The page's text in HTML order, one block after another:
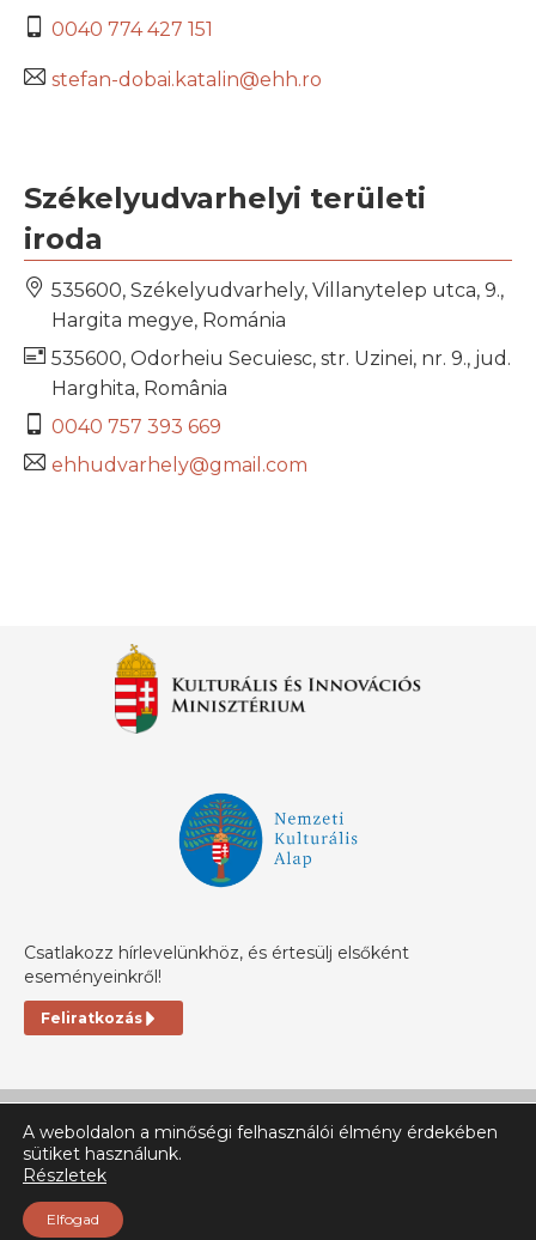
0040 774 427 151
stefan-dobai.katalin@ehh.ro
Székelyudvarhelyi területi
iroda
535600, Székelyudvarhely, Villanytelep utca, 9.,
Hargita megye, Románia
535600, Odorheiu Secuiesc, str. Uzinei, nr. 9., jud.
Harghita, România
0040 757 393 669
ehhudvarhely@gmail.com
Csatlakozz hírlevelünkhöz, és értesülj elsőként
eseményeinkről!
Feliratkozás
A weboldalon a minőségi felhasználói élmény érdekében
sütiket használunk.
Részletek
Elfogad